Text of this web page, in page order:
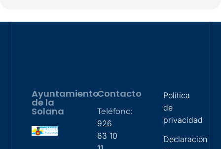
Ayuntamiento
de la
Solana
Contacto
Teléfono:
926
63 10
Política
de
privacidad
Declaración